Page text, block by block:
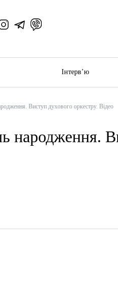
Інтерв’ю
Виступ духового оркестру. Відео
народження.